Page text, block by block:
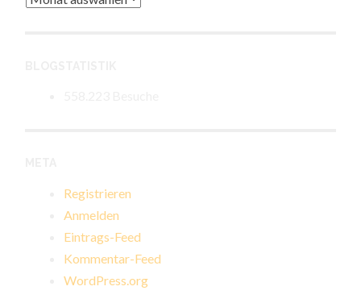
Registrieren
Anmelden
Eintrags-Feed
Kommentar-Feed
WordPress.org